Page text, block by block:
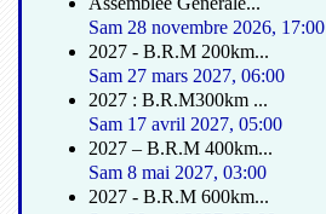
Sam 28 novembre 2026, 17:00
2027 - B.R.M 200km...
Sam 27 mars 2027, 06:00
2027 : B.R.M300km ...
Sam 17 avril 2027, 05:00
2027 – B.R.M 400km...
Sam 8 mai 2027, 03:00
2027 - B.R.M 600km...